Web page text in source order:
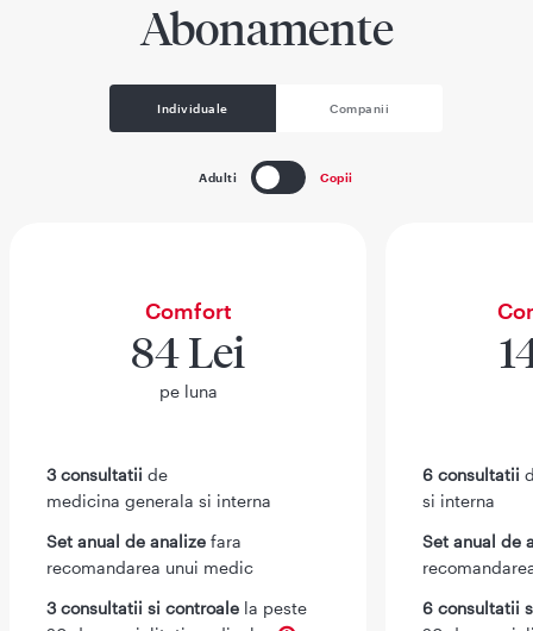
Abonamente
Individuale Companii
Adulti Copii
Comfort
84 Lei
pe luna
3 consultatii de
medicina generala si interna
Set anual de analize fara
recomandarea unui medic
3 consultatii si controale la peste
6 consultatii
si interna
Set anual de
6 consultatii